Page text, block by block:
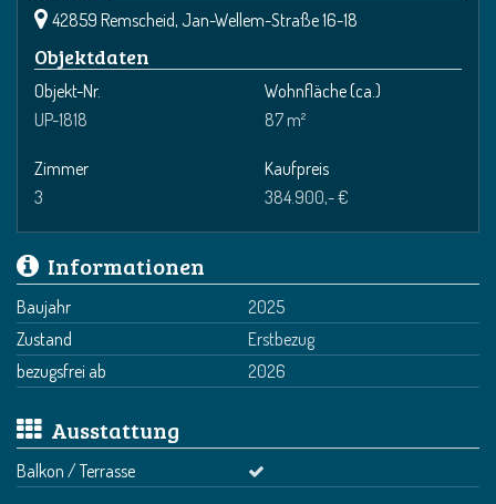
42859 Remscheid, Jan-Wellem-Straße 16-18
Objektdaten
Objekt-Nr.
UP-1818
Wohnfläche(ca.)
87 m²
Zimmer
3
Kaufpreis
384.900,- €
Informationen
Baujahr
2025
Zustand
Erstbezug
bezugsfrei ab
2026
Ausstattung
Balkon / Terrasse